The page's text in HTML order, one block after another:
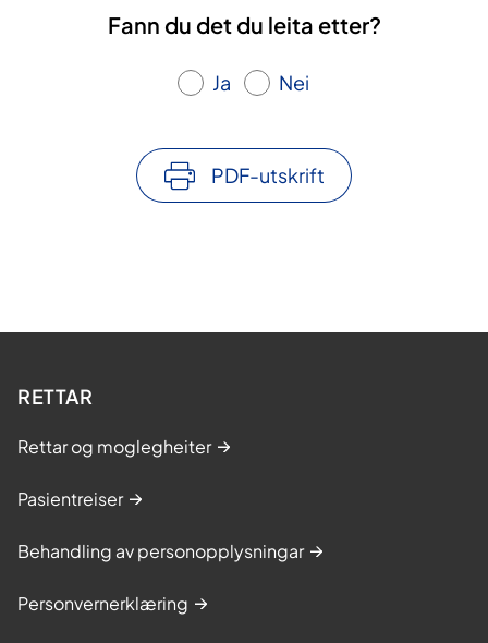
Fann du det du leita etter?
Ja Nei
PDF-utskrift
RETTAR
Rettar og moglegheiter
Pasientreiser
Behandling av personopplysningar
Personvernerklæring